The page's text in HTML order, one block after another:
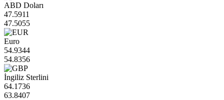
ABD Doları
47.5911
47.5055
Euro
54.9344
54.8356
İngiliz Sterlini
64.1736
63.8407